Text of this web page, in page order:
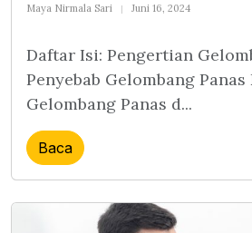
Maya Nirmala Sari Juni 16, 2024
Daftar Isi: Pengertian
Penyebab Gelombang Panas
Gelombang Panas d...
Baca